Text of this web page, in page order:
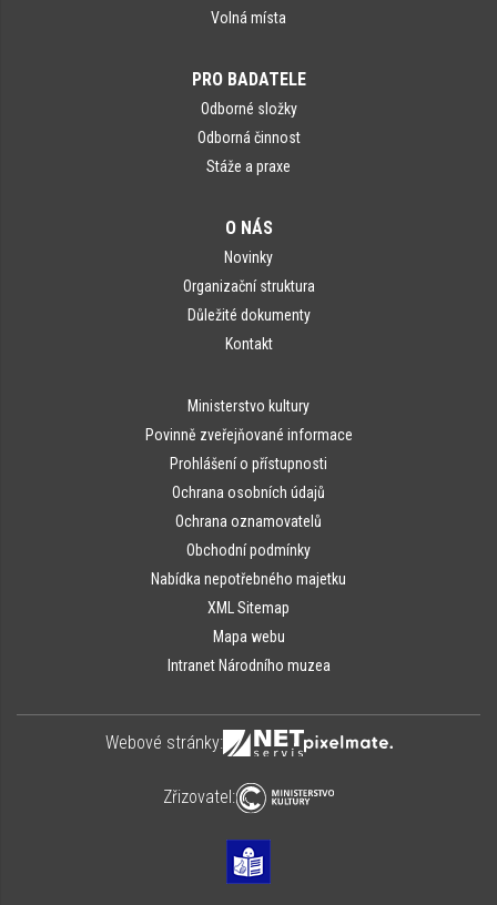
Volná místa
PRO BADATELE
Odborné složky
Odborná činnost
Stáže a praxe
O NÁS
Novinky
Organizační struktura
Důležité dokumenty
Kontakt
Ministerstvo kultury
Povinně zveřejňované informace
Prohlášení o přístupnosti
Ochrana osobních údajů
Ochrana oznamovatelů
Obchodní podmínky
Nabídka nepotřebného majetku
XML Sitemap
Mapa webu
Intranet Národního muzea
Webové stránky:
Zřizovatel: